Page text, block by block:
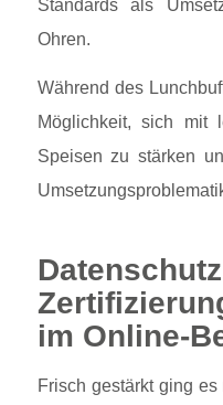
Standards als
Ohren.
Während des
Möglichkeit, sich mit
Speisen zu stärken
im Online-
Frisch gestärkt ging